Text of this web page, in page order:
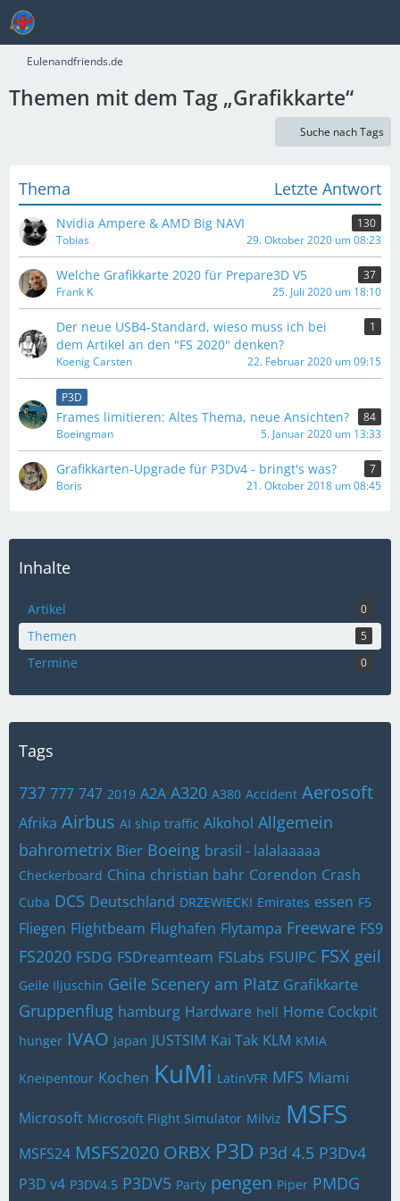
Eulenandfriends.de
Themen mit dem Tag „Grafikkarte“
Suche nach Tags
Thema Letzte Antwort
Nvidia Ampere & AMD Big NAVI
130
Tobias
29. Oktober 2020 um 08:23
Welche Grafikkarte 2020 für Prepare3D V5
37
Frank K
25. Juli 2020 um 18:10
Der neue USB4-Standard, wieso muss ich bei
dem Artikel an den "FS 2020" denken?
1
Koenig Carsten 22. Februar 2020 um 09:15
P3D
Frames limitieren: Altes Thema, neue Ansichten?
84
Boeingman
5. Januar 2020 um 13:33
Grafikkarten-Upgrade für P3Dv4 - bringt's was?
7
Boris
21. Oktober 2018 um 08:45
Inhalte
Artikel 0
Themen 5
Termine 0
Tags
737 777 747 2019 A2A A320 A380 Accident Aerosoft
Afrika Airbus AI ship traffic Alkohol Allgemein
bahrometrix Bier Boeing brasil - lalalaaaaa
Checkerboard China christian bahr Corendon Crash
Cuba DCS Deutschland DRZEWIECKI Emirates essen F5
Fliegen Flightbeam Flughafen Flytampa Freeware FS9
FS2020 FSDG FSDreamteam FSLabs FSUIPC FSX geil
Geile Iljuschin Geile Scenery am Platz Grafikkarte
Gruppenflug hamburg Hardware hell Home Cockpit
hunger IVAO Japan JUSTSIM Kai Tak KLM KMIA
Kneipentour Kochen KuMi LatinVFR MFS Miami
Microsoft Microsoft Flight Simulator Milviz MSFS
MSFS24 MSFS2020 ORBX P3D P3d 4.5 P3Dv4
P3D v4 P3DV4.5 P3DV5 Party pengen Piper PMDG